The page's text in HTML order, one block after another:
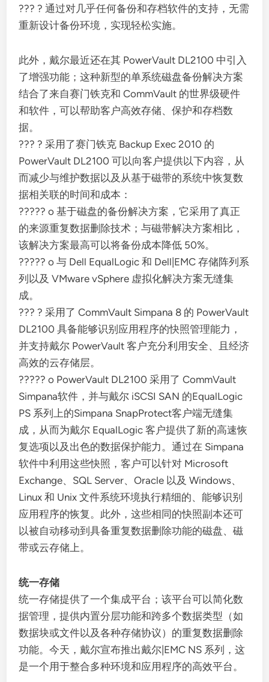
??? ? 通过对几乎任何备份和存档软件的支持，无需
重新设计备份环境，实现轻松实施。
此外，戴尔最近还在其 PowerVault DL2100 中引入
了增强功能；这种新型的单系统磁盘备份解决方案
结合了来自赛门铁克和 CommVault 的世界级硬件
和软件，可以帮助客户高效存储、保护和存档数
据。
??? ? 采用了赛门铁克 Backup Exec 2010 的
PowerVault DL2100 可以向客户提供以下内容，从
而减少与维护数据以及从基于磁带的系统中恢复数
据相关联的时间和成本：
????? o 基于磁盘的备份解决方案，它采用了真正
的来源重复数据删除技术；与磁带解决方案相比，
该解决方案最高可以将备份成本降低 50%。
????? o 与 Dell EqualLogic 和 Dell|EMC 存储阵列系
列以及 VMware vSphere 虚拟化解决方案无缝集
成。
??? ? 采用了 CommVault Simpana 8 的 PowerVault
DL2100 具备能够识别应用程序的快照管理能力，
并支持戴尔 PowerVault 客户充分利用安全、且经济
高效的云存储层。
????? o PowerVault DL2100 采用了 CommVault
Simpana软件，并与戴尔 iSCSI SAN 的EqualLogic
PS 系列上的Simpana SnapProtect客户端无缝集
成，从而为戴尔 EqualLogic 客户提供了新的高速恢
复选项以及出色的数据保护能力。通过在 Simpana
软件中利用这些快照，客户可以针对 Microsoft
Exchange、SQL Server、Oracle 以及 Windows、
Linux 和 Unix 文件系统环境执行精细的、能够识别
应用程序的恢复。此外，这些相同的快照副本还可
以被自动移动到具备重复数据删除功能的磁盘、磁
带或云存储上。
统一存储
统一存储提供了一个集成平台；该平台可以简化数
据管理，提供内置分层功能和跨多个数据类型（如
数据块或文件以及各种存储协议）的重复数据删除
功能。今天，戴尔宣布推出戴尔|EMC NS 系列，这
是一个用于整合多种环境和应用程序的高效平台。